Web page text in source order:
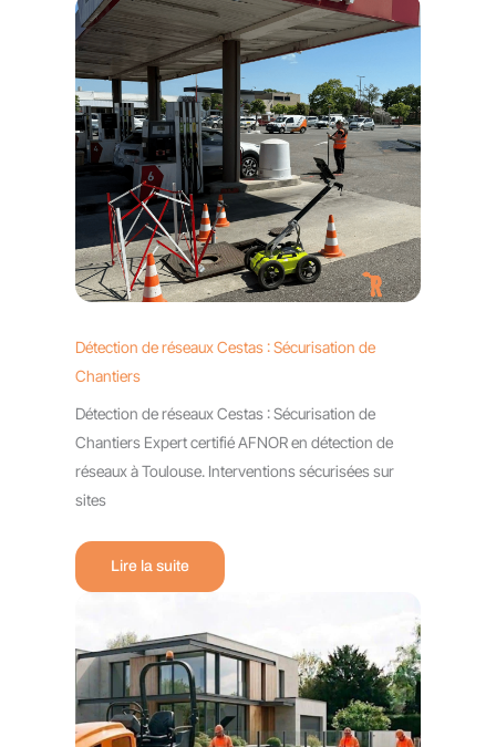
Détection de réseaux Cestas : Sécurisation de
Chantiers
Détection de réseaux Cestas : Sécurisation de
Chantiers Expert certifié AFNOR en détection de
réseaux à Toulouse. Interventions sécurisées sur
sites
Lire la suite